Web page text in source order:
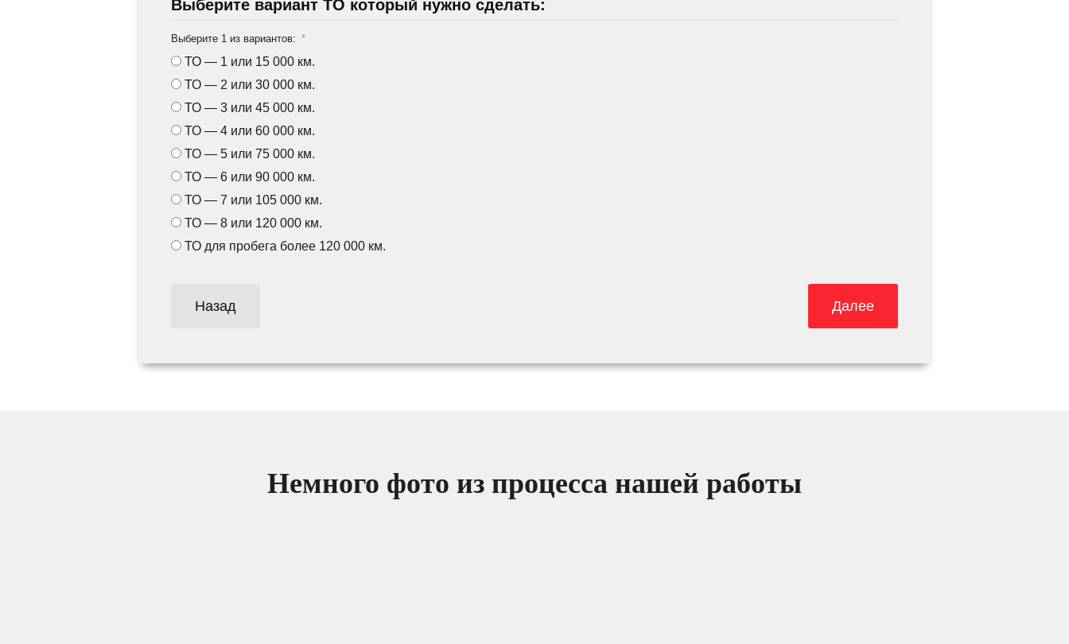
Выберите вариант ТО который нужно сделать:
Выберите 1 из вариантов:
ТО — 1 или 15 000 км.
ТО — 2 или 30 000 км.
ТО — 3 или 45 000 км.
ТО — 4 или 60 000 км.
ТО — 5 или 75 000 км.
ТО — 6 или 90 000 км.
ТО — 7 или 105 000 км.
ТО — 8 или 120 000 км.
ТО для пробега более 120 000 км.
Назад Далее
Немного фото из процесса нашей работы